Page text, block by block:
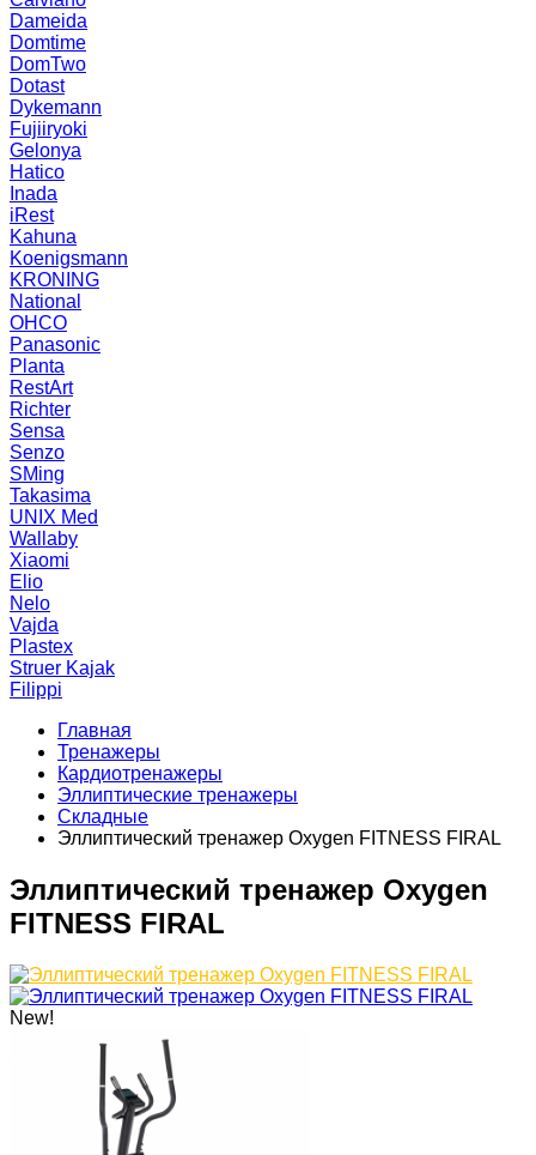
Dameida
Domtime
DomTwo
Dotast
Dykemann
Fujiiryoki
Gelonya
Hatico
Inada
iRest
Kahuna
Koenigsmann
KRONING
National
OHCO
Panasonic
Planta
RestArt
Richter
Sensa
Senzo
SMing
Takasima
UNIX Med
Wallaby
Xiaomi
Elio
Nelo
Vajda
Plastex
Struer Kajak
Filippi
Главная
Тренажеры
Кардиотренажеры
Эллиптические тренажеры
Складные
Эллиптический тренажер Oxygen FITNESS FIRAL
Эллиптический тренажер Oxygen
FITNESS FIRAL
New!